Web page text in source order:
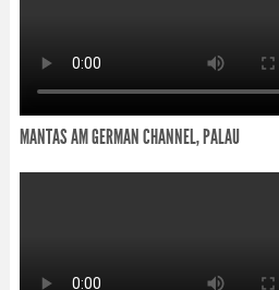
MANTAS AM GERMAN CHANNEL, PALAU